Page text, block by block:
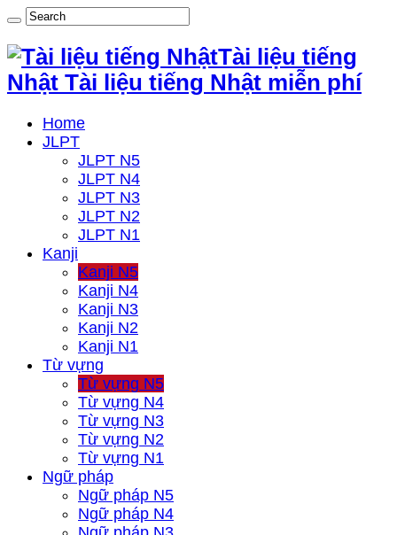
Tài liệu tiếng
Nhật Tài liệu tiếng Nhật miễn phí
Home
JLPT
JLPT N5
JLPT N4
JLPT N3
JLPT N2
JLPT N1
Kanji
Kanji N5
Kanji N4
Kanji N3
Kanji N2
Kanji N1
Từ vựng
Từ vựng N5
Từ vựng N4
Từ vựng N3
Từ vựng N2
Từ vựng N1
Ngữ pháp
Ngữ pháp N5
Ngữ pháp N4